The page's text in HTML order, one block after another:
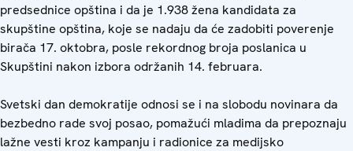
predsednice opština i da je 1.938 žena kandidata za
skupštine opština, koje se nadaju da će zadobiti poverenje
birača 17. oktobra, posle rekordnog broja poslanica u
Skupštini nakon izbora održanih 14. februara.
Svetski dan demokratije odnosi se i na slobodu novinara da
bezbedno rade svoj posao, pomažući mladima da prepoznaju
lažne vesti kroz kampanju i radionice za medijsko